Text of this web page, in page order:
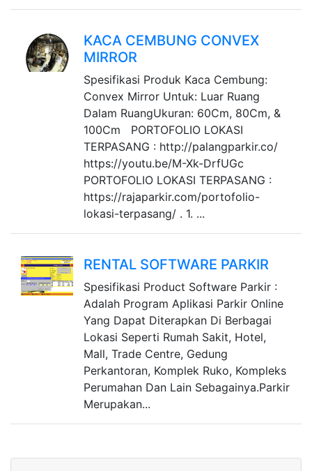
KACA CEMBUNG CONVEX
MIRROR
Spesifikasi Produk Kaca Cembung:
Convex Mirror Untuk: Luar Ruang
Dalam RuangUkuran: 60Cm, 80Cm, &
100Cm PORTOFOLIO LOKASI
TERPASANG : http://palangparkir.co/
https://youtu.be/M-Xk-DrfUGc
PORTOFOLIO LOKASI TERPASANG :
https://rajaparkir.com/portofolio-
lokasi-terpasang/ . 1. ...
RENTAL SOFTWARE PARKIR
Spesifikasi Product Software Parkir :
Adalah Program Aplikasi Parkir Online
Yang Dapat Diterapkan Di Berbagai
Lokasi Seperti Rumah Sakit, Hotel,
Mall, Trade Centre, Gedung
Perkantoran, Komplek Ruko, Kompleks
Perumahan Dan Lain Sebagainya.Parkir
Merupakan...